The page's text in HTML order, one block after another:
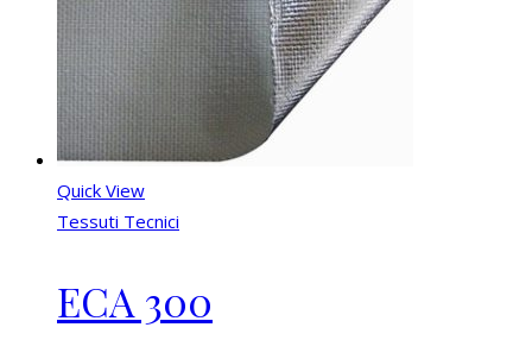
Quick View
Tessuti Tecnici
ECA 300